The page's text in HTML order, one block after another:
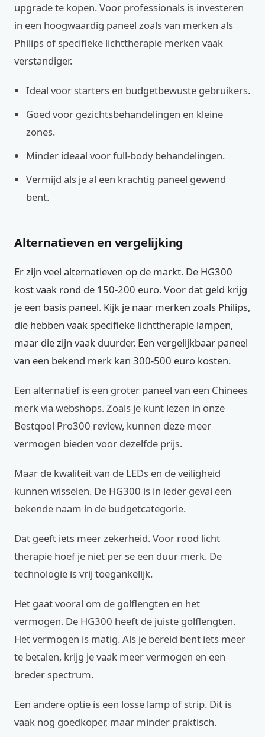
upgrade te kopen. Voor professionals is investeren
in een hoogwaardig paneel zoals van merken als
Philips of specifieke lichttherapie merken vaak
verstandiger.
Ideal voor starters en budgetbewuste gebruikers.
Goed voor gezichtsbehandelingen en kleine
zones.
Minder ideaal voor full-body behandelingen.
Vermijd als je al een krachtig paneel gewend
bent.
Alternatieven en vergelijking
Er zijn veel alternatieven op de markt. De HG300
kost vaak rond de 150-200 euro. Voor dat geld krijg
je een basis paneel. Kijk je naar merken zoals Philips,
die hebben vaak specifieke lichttherapie lampen,
maar die zijn vaak duurder. Een vergelijkbaar paneel
van een bekend merk kan 300-500 euro kosten.
Een alternatief is een groter paneel van een Chinees
merk via webshops. Zoals je kunt lezen in onze
Bestqool Pro300 review, kunnen deze meer
vermogen bieden voor dezelfde prijs.
Maar de kwaliteit van de LEDs en de veiligheid
kunnen wisselen. De HG300 is in ieder geval een
bekende naam in de budgetcategorie.
Dat geeft iets meer zekerheid. Voor rood licht
therapie hoef je niet per se een duur merk. De
technologie is vrij toegankelijk.
Het gaat vooral om de golflengten en het
vermogen. De HG300 heeft de juiste golflengten.
Het vermogen is matig. Als je bereid bent iets meer
te betalen, krijg je vaak meer vermogen en een
breder spectrum.
Een andere optie is een losse lamp of strip. Dit is
vaak nog goedkoper, maar minder praktisch.